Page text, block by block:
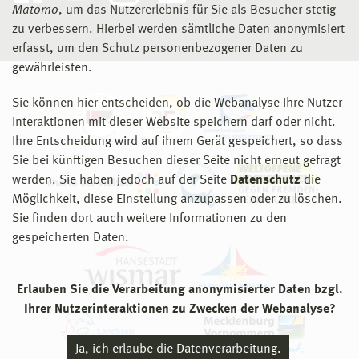
Matomo, um das Nutzererlebnis für Sie als Besucher stetig
zu verbessern. Hierbei werden sämtliche Daten anonymisiert
erfasst, um den Schutz personenbezogener Daten zu
gewährleisten.
Sie können hier entscheiden, ob die Webanalyse Ihre Nutzer-
Interaktionen mit dieser Website speichern darf oder nicht.
Ihre Entscheidung wird auf ihrem Gerät gespeichert, so dass
Sie bei künftigen Besuchen dieser Seite nicht erneut gefragt
werden. Sie haben jedoch auf der Seite Datenschutz die
Möglichkeit, diese Einstellung anzupassen oder zu löschen.
Sie finden dort auch weitere Informationen zu den
gespeicherten Daten.
Erlauben Sie die Verarbeitung anonymisierter Daten bzgl.
Ihrer Nutzerinteraktionen zu Zwecken der Webanalyse?
Ja, ich erlaube die Datenverarbeitung.